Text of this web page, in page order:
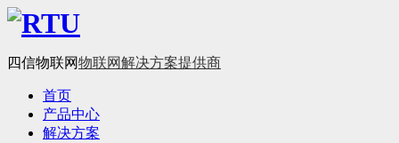
四信物联网物联网解决方案提供商
首页
产品中心
解决方案